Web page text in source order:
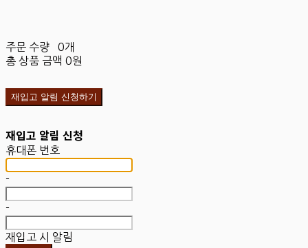
주문 수량
0개
총 상품 금액 0원
재입고 알림 신청하기
재입고 알림 신청
휴대폰 번호
-
-
재입고 시 알림